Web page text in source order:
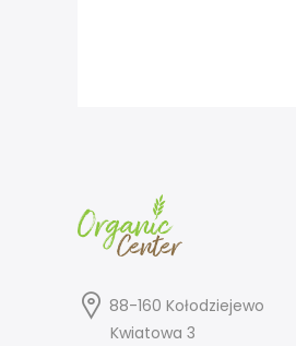
88-160 Kołodziejewo
Kwiatowa 3